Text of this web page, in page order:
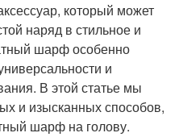
который может
наряд в стильное и
шарф особенно
и
В этой статье мы
и изысканных способов,
шарф на голову.